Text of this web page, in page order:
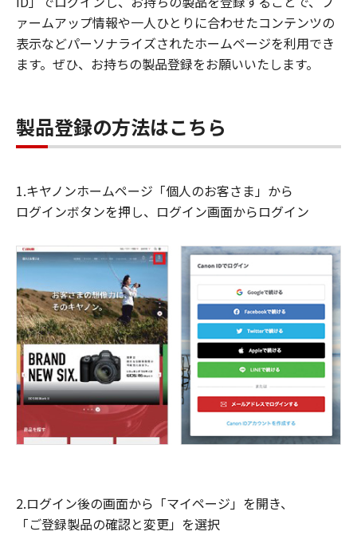
ァームアップ情報や一人ひとりに合わせたコンテンツの
表示などパーソナライズされたホームページを利用でき
ます。ぜひ、お持ちの製品登録をお願いいたします。
製品登録の方法はこちら
1.キヤノンホームページ「個人のお客さま」から
ログインボタンを押し、ログイン画面からログイン
2.ログイン後の画面から「マイページ」を開き、
「ご登録製品の確認と変更」を選択